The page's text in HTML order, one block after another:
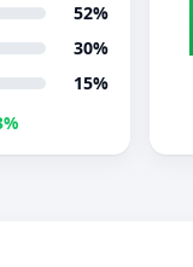
52%
30%
15%